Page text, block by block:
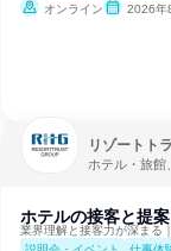
オンライン
2026年
リゾートト
ホテル・旅館
ホテルの接客と提
業界理解と接客力が深まる